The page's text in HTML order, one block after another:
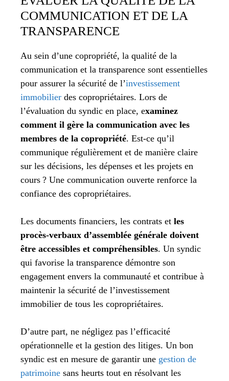
COMMUNICATION ET DE LA
TRANSPARENCE
Au sein d’une copropriété, la qualité de la
communication et la transparence sont essentielles
pour assurer la sécurité de l’investissement
immobilier des copropriétaires. Lors de
l’évaluation du syndic en place, examinez
comment il gère la communication avec les
membres de la copropriété. Est-ce qu’il
communique régulièrement et de manière claire
sur les décisions, les dépenses et les projets en
cours ? Une communication ouverte renforce la
confiance des copropriétaires.
Les documents financiers, les contrats et les
procès-verbaux d’assemblée générale doivent
être accessibles et compréhensibles. Un syndic
qui favorise la transparence démontre son
engagement envers la communauté et contribue à
maintenir la sécurité de l’investissement
immobilier de tous les copropriétaires.
D’autre part, ne négligez pas l’efficacité
opérationnelle et la gestion des litiges. Un bon
syndic est en mesure de garantir une gestion de
patrimoine sans heurts tout en résolvant les